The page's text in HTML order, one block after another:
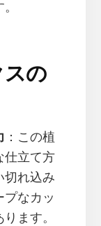
の
：この植
仕立て方
切れ込み
プなカッ
ます。